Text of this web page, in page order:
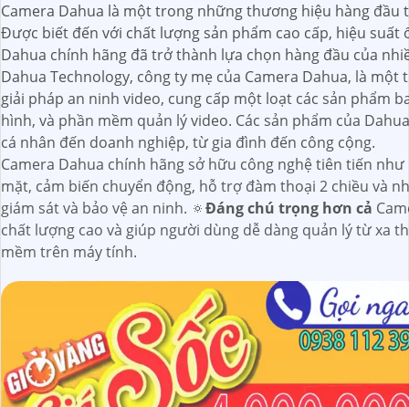
Camera Dahua là một trong những thương hiệu hàng đầu
Được biết đến với chất lượng sản phẩm cao cấp, hiệu suất
Dahua chính hãng đã trở thành lựa chọn hàng đầu của
Dahua Technology, công ty mẹ của Camera Dahua, là
giải pháp an ninh video, cung cấp một loạt các sản phẩm
hình, và phần mềm quản lý video. Các sản phẩm của
cá nhân đến doanh nghiệp, từ gia đình đến công cộng.
Camera Dahua chính hãng sở hữu công nghệ tiên tiến
mặt, cảm biến chuyển động, hỗ trợ đàm thoại 2 chiều và
giám sát và bảo vệ an ninh. 🔅Đáng chú trọng hơn cả
chất lượng cao và giúp người dùng dễ dàng quản lý từ xa
mềm trên máy tính.